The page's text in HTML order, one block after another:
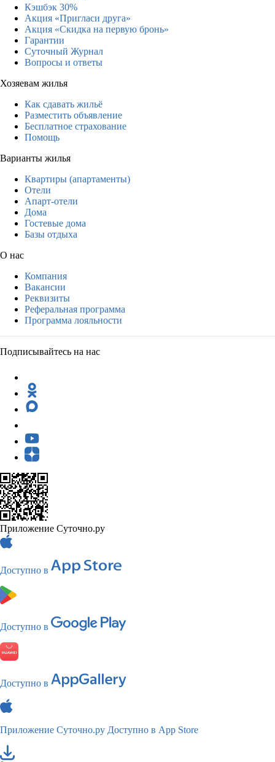
Кэшбэк 30%
Акция «Пригласи друга»
Акция «Скидка на первую бронь»
Гарантии
Суточный Журнал
Вопросы и ответы
Хозяевам жилья
Как сдавать жильё
Разместить объявление
Бесплатное страхование
Помощь
Варианты жилья
Квартиры (апартаменты)
Отели
Апарт-отели
Дома
Гостевые дома
Базы отдыха
О нас
Компания
Вакансии
Реквизиты
Реферальная программа
Программа лояльности
Подписывайтесь на нас
Приложение Суточно.ру
Доступно в
Доступно в
Доступно в
Приложение Суточно.ру Доступно в App Store